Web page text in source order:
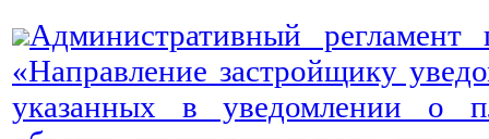
Административный регламент
«Направление застройщику
указанных в уведомлении о